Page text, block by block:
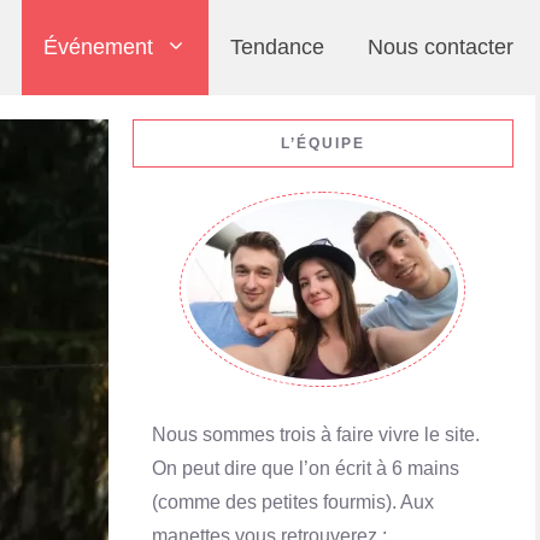
Événement Tendance Nous contacter
L’ÉQUIPE
Nous sommes trois à faire vivre le site.
On peut dire que l’on écrit à 6 mains
(comme des petites fourmis). Aux
manettes vous retrouverez :